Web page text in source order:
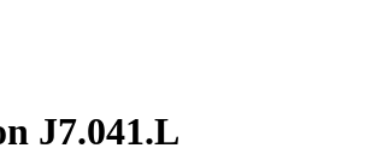
J7.041.L